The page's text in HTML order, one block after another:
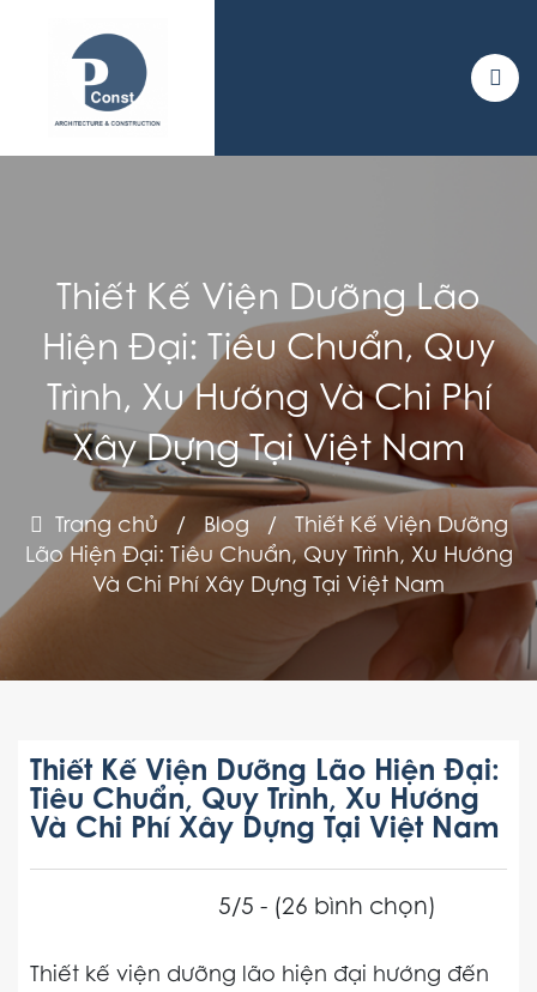
Thiết Kế Viện Dưỡng Lão
Hiện Đại: Tiêu Chuẩn, Quy
Trình, Xu Hướng Và Chi Phí
Xây Dựng Tại Việt Nam
Trang chủ / Blog /
Thiết Kế Viện Dưỡng
Lão Hiện Đại: Tiêu Chuẩn, Quy Trình, Xu Hướng
Và Chi Phí Xây Dựng Tại Việt Nam
Thiết Kế Viện Dưỡng Lão Hiện Đại:
Tiêu Chuẩn, Quy Trình, Xu Hướng
Và Chi Phí Xây Dựng Tại Việt Nam
5/5 - (26 bình chọn)
Thiết kế viện dưỡng lão hiện đại hướng đến